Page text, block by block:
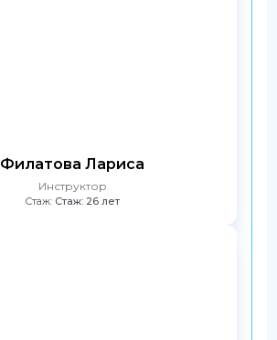
Филатова Лариса
Инструктор
Стаж: Стаж: 26 лет